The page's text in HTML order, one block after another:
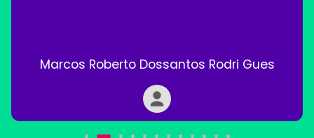
Marcos Roberto Dossantos Rodri Gues